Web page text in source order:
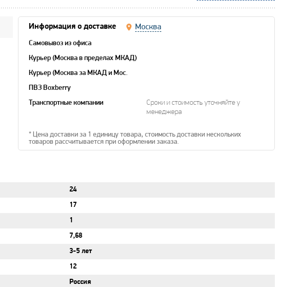
Информация о доставке Москва
Самовывоз из офиса
Курьер (Москва в пределах МКАД)
Курьер (Москва за МКАД и Мос.
ПВЗ Boxberry
Транспортные компании
Сроки и стоимость уточняйте у
менеджера
* Цена доставки за 1 единицу товара, стоимость доставки нескольких
товаров рассчитывается при оформлении заказа.
24
17
1
7,68
3-5 лет
12
Россия